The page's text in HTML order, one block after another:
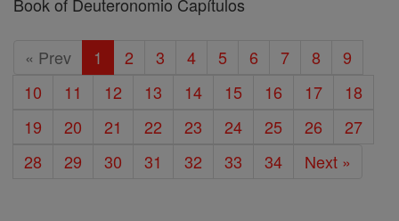
« Prev 1 2 3 4 5 6 7 8
9
10
11 12 13 14 15 16 17
18
19
20 21 22 23 24 25 26
27
28
29 30 31 32 33 34 Next »